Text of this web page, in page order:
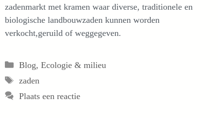
zadenmarkt met kramen waar diverse, traditionele en
biologische landbouwzaden kunnen worden
verkocht,geruild of weggegeven.
Categorieën
Blog, Ecologie & milieu
Tags
zaden
Plaats een reactie